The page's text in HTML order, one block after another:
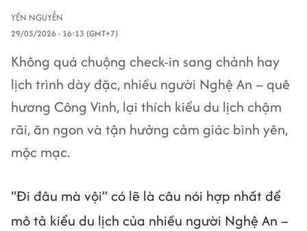
YẾN NGUYỄN
29/05/2026 - 16:13 (GMT+7)
Không quá chuộng check-in sang chảnh hay
lịch trình dày đặc, nhiều người Nghệ An – quê
hương Công Vinh, lại thích kiểu du lịch chậm
rãi, ăn ngon và tận hưởng cảm giác bình yên,
mộc mạc.
“Đi đâu mà vội” có lẽ là câu nói hợp nhất để
mô tả kiểu du lịch của nhiều người Nghệ An –